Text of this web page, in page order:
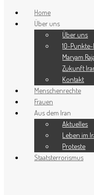
Skip to content
Wirtschaft
Die Anatomie
sozialen
Wie das Klerikerregime
in einen Ort verwandelte,
Home
Über uns
Über uns
10-
Maryam
Zukunft
Kontakt
Menschenrechte
Frauen
Aus dem Iran
Aktuelles
Leben im
Proteste
Staatsterrorismus